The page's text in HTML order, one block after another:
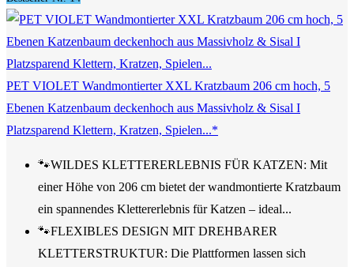
PET VIOLET Wandmontierter XXL Kratzbaum 206 cm hoch, 5
Ebenen Katzenbaum deckenhoch aus Massivholz & Sisal I
Platzsparend Klettern, Kratzen, Spielen...*
🐾WILDES KLETTERERLEBNIS FÜR KATZEN: Mit
einer Höhe von 206 cm bietet der wandmontierte Kratzbaum
ein spannendes Klettererlebnis für Katzen – ideal...
🐾FLEXIBLES DESIGN MIT DREHBARER
KLETTERSTRUKTUR: Die Plattformen lassen sich